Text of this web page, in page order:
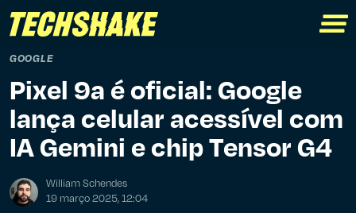
GOOGLE
Pixel 9a é oficial: Google
lança celular acessível com
IA Gemini e chip Tensor G4
William Schendes
19 março 2025, 12:04